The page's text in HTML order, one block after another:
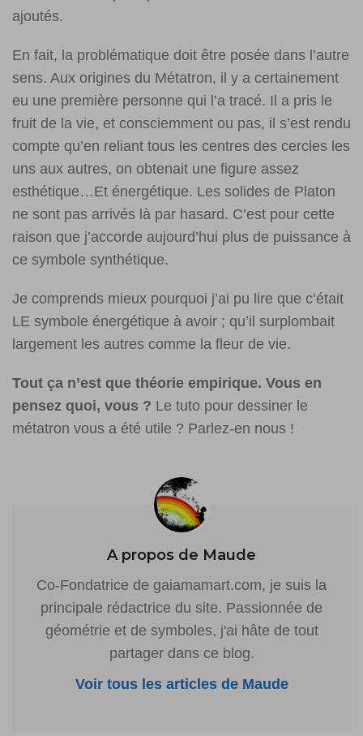
ajoutés.
En fait, la problématique doit être posée dans l’autre
sens. Aux origines du Métatron, il y a certainement
eu une première personne qui l’a tracé. Il a pris le
fruit de la vie, et consciemment ou pas, il s’est rendu
compte qu’en reliant tous les centres des cercles les
uns aux autres, on obtenait une figure assez
esthétique…Et énergétique. Les solides de Platon
ne sont pas arrivés là par hasard. C’est pour cette
raison que j’accorde aujourd’hui plus de puissance à
ce symbole synthétique.
Je comprends mieux pourquoi j’ai pu lire que c’était
LE symbole énergétique à avoir ; qu’il surplombait
largement les autres comme la fleur de vie.
Tout ça n’est que théorie empirique. Vous en
pensez quoi, vous ? Le tuto pour dessiner le
métatron vous a été utile ? Parlez-en nous !
A propos de Maude
Co-Fondatrice de gaiamamart.com, je suis la
principale rédactrice du site. Passionnée de
géométrie et de symboles, j'ai hâte de tout
partager dans ce blog.
Voir tous les articles de Maude